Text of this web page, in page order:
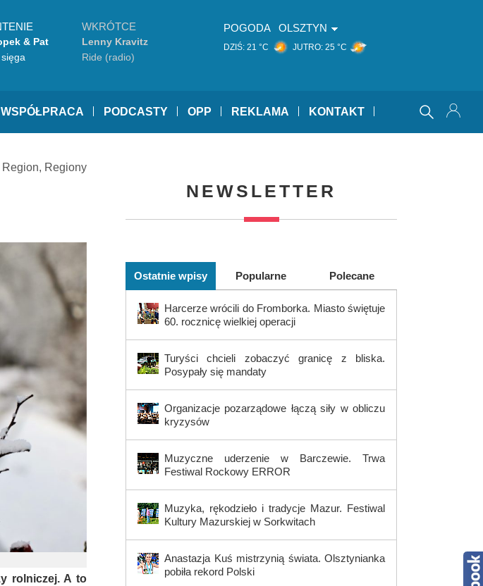
& Pat
WKRÓTCE
Lenny Kravitz
Ride (radio)
POGODA OLSZTYN
DZIŚ: 21 °C JUTRO: 25 °C
WSPÓŁPRACA PODCASTY OPP REKLAMA KONTAKT
Region, Regiony
rolniczej. A to
NEWSLETTER
Ostatnie wpisy Popularne Polecane
Harcerze wrócili do Fromborka. Miasto świętuje
60. rocznicę wielkiej operacji
Turyści chcieli zobaczyć granicę z bliska.
Posypały się mandaty
Organizacje pozarządowe łączą siły w obliczu
kryzysów
Muzyczne uderzenie w Barczewie. Trwa
Festiwal Rockowy ERROR
Muzyka, rękodzieło i tradycje Mazur. Festiwal
Kultury Mazurskiej w Sorkwitach
Anastazja Kuś mistrzynią świata. Olsztynianka
pobiła rekord Polski